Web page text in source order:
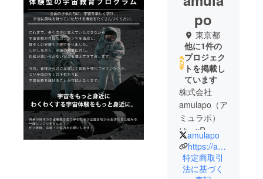
po
東京都
他に1件の
プロジェク
トを掲載し
ています
株式会社
amulapo（ア
ミュラポ）
は、xR・ロ
ボット・AIな
どを活用し
た宇宙ソ
amulapo
https://amulapo-inc.com/
特定商取引
法に基づく